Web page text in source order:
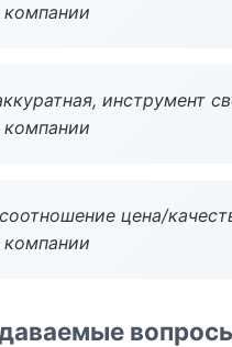
инструмент
цена/